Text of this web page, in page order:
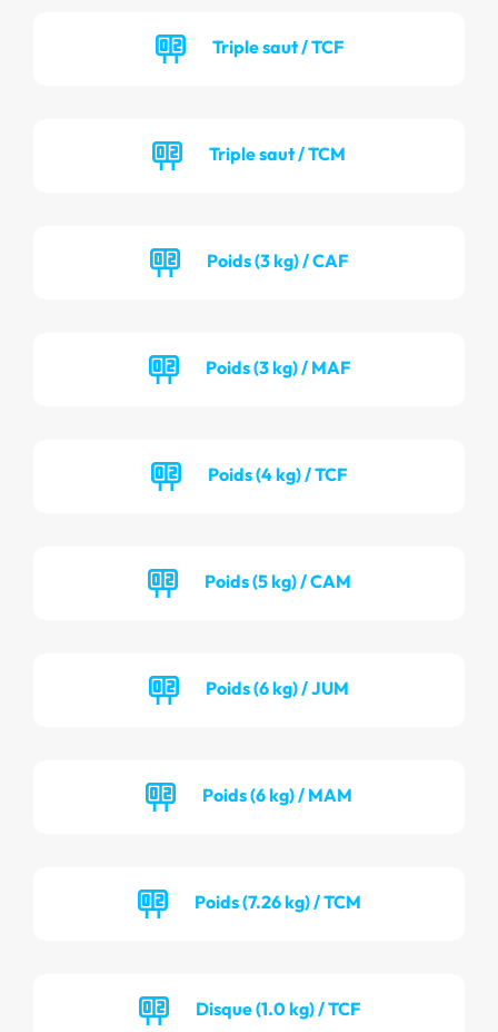
Triple saut / TCF
Triple saut / TCM
Poids (3 kg) / CAF
Poids (3 kg) / MAF
Poids (4 kg) / TCF
Poids (5 kg) / CAM
Poids (6 kg) / JUM
Poids (6 kg) / MAM
Poids (7.26 kg) / TCM
Disque (1.0 kg) / TCF